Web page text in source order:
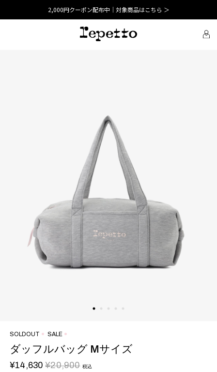
2,000円クーポン配布中｜対象商品はこちら ＞
SOLDOUT SALE
ダッフルバッグ Mサイズ
¥14,630 ¥20,900 税込